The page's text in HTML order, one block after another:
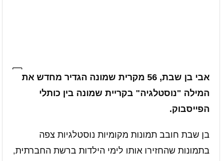
אבי בן שבת, 56 מקרית שמונה הגדיר מחדש את
המילה "נוסטלגיה" בקריית שמונה בין כותלי
הפייסבוק.
בן שבת חובב תמונות מקומיות נוסטלגיות צפה
בתמונות שהחזירו אותו לימי הילדות ברשת החברתית,